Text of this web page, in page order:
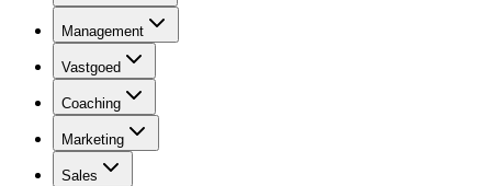
Management
Vastgoed
Coaching
Marketing
Sales